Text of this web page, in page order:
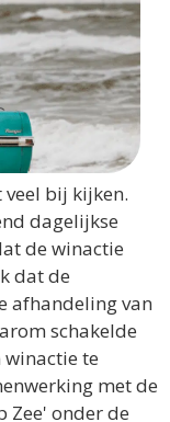
bij kijken.
dagelijkse
de winactie
dat de
afhandeling van
schakelde
winactie te
met de
Zee' onder de